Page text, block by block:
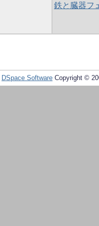
鉄と臓器フ
DSpace Software Copyright ©